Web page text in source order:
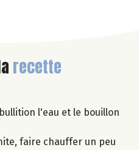
recette
l'eau et le bouillon
faire chauffer un peu